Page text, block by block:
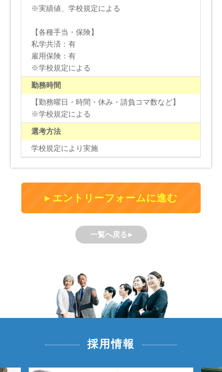
※実績値、学校規定による
【各種手当・保険】
私学共済：有
雇用保険：有
※学校規定による
勤務時間
【勤務曜日・時間・休み・請負コマ数など】
※学校規定による
選考方法
学校規定により実施
エントリーフォームに進む
一覧へ戻る
採用情報